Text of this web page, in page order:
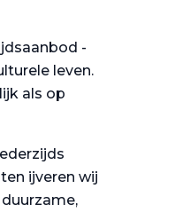
-
leven.
als op
ijveren wij